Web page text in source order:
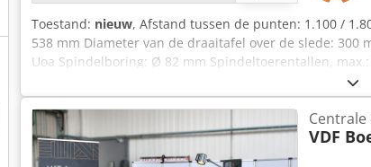
Toestand: nieuw, Afstand tussen de punten: 1.100 /
538 mm Diameter van de draaitafel over de slede: 300
Uoa Spindelboring: Ø 82 mm Spindeltoerentallen,
VDF